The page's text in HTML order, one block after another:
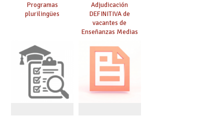
Programas
plurilingües
Adjudicación
DEFINITIVA de
vacantes de
Enseñanzas Medias